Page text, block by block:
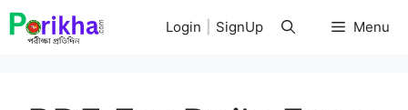
Skip
to
Menu
Login SignUp